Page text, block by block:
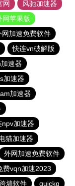
网
风驰加速器
网苹果版
网加速免费软件
快连vn破解版
速器
加速器
加速器
npv加速器
猫加速器
外网加速免费软件
费vqn加速2023
墙软件 quickq